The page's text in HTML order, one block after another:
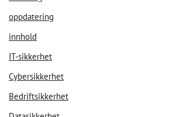
oppdatering
innhold
IT-sikkerhet
Cybersikkerhet
Bedriftsikkerhet